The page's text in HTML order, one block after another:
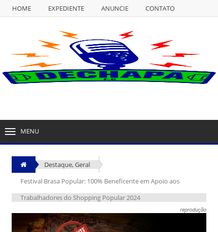
HOME EXPEDIENTE ANUNCIE
CONTATO
EXPEDIENTE ANUNCIE
MENU
Destaque,Geral
Festival Brasa Popular: 100% Beneficente em Apoio aos
Trabalhadores do Shopping Popular 2024
reprodução